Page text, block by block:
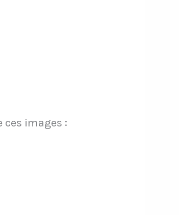
ces images :